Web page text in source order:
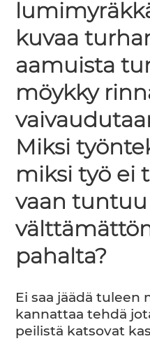
kuvaa
aamuista
möykky
Miksi
miksi työ ei
vaan tuntuu
pahalta?
Ei saa jäädä tuleen
kannattaa tehdä
peilistä katsovat